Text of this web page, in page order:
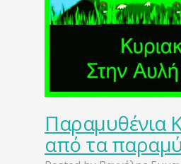
Παραμυθένια
από τα